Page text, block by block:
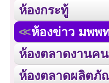
ห้องกระทู้
ห้องข่าว มพพ
ห้องตลาดงานค
ห้องตลาดผลิต